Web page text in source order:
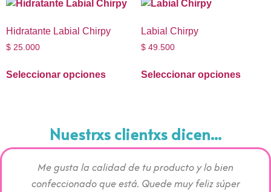
Hidratante Labial Chirpy
$ 25.000
Seleccionar opciones
Labial Chirpy
$49.500
Seleccionar opciones
Nuestrxs clientxs dicen...
Me gusta la calidad de tu producto y lo bien
confeccionado que está. Quede muy feliz súper